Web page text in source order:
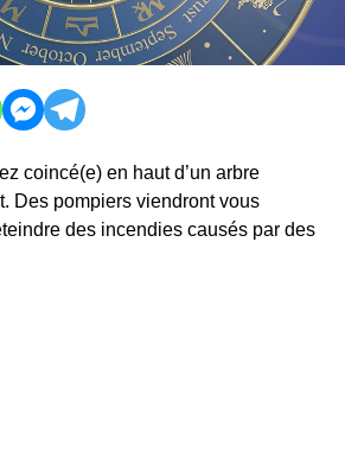
coincé(e) en haut d’un arbre
Des pompiers viendront vous
des incendies causés par des